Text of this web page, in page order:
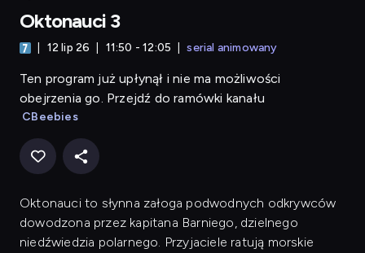
Oktonauci 3
12 lip 26 11:50 - 12:05 serial animowany
Ten program już upłynął i nie ma możliwości
obejrzenia go. Przejdź do ramówki kanału
CBeebies
Oktonauci to słynna załoga podwodnych odkrywców
dowodzona przez kapitana Barniego, dzielnego
niedźwiedzia polarnego. Przyjaciele ratują morskie